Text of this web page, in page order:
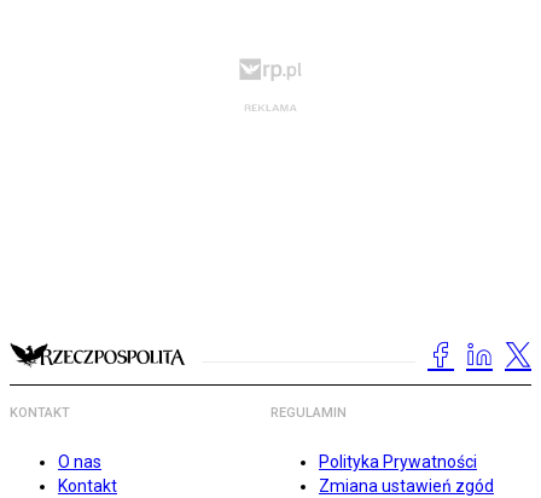
KONTAKT
O nas
Kontakt
REGULAMIN
Polityka Prywatności
Zmiana ustawień zgód